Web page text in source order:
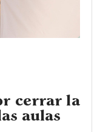
cerrar la
aulas